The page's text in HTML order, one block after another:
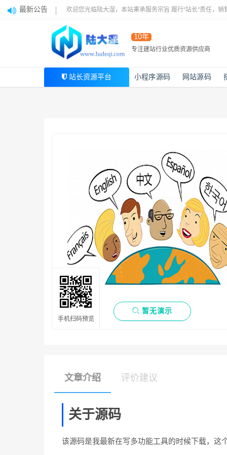
最新公告 欢迎您光临陆大湿，本站秉承服务宗旨 履行“站长”责任，
10年
专注建站行业优质资源供应商
站长资源平台 小程序源码 网站源码
 暂无演示
手机扫码预览
文章介绍 评价建议
关于源码
该源码是我最新在写多功能工具的时候下载，这